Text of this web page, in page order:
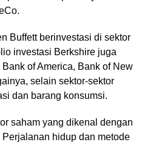
Buffett berinvestasi di sektor
investasi Berkshire juga
of America, Bank of New
selain sektor-sektor
dan barang konsumsi.
saham yang dikenal dengan
Perjalanan hidup dan metode